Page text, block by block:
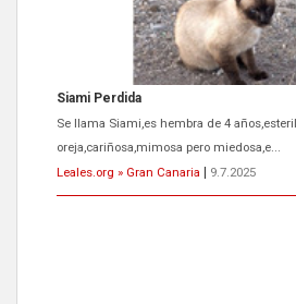
Siami Perdida
Se llama Siami,es hembra de 4
oreja,cariñosa,mimosa pero miedosa,e...
Leales.org » Gran Canaria
9.7.2025